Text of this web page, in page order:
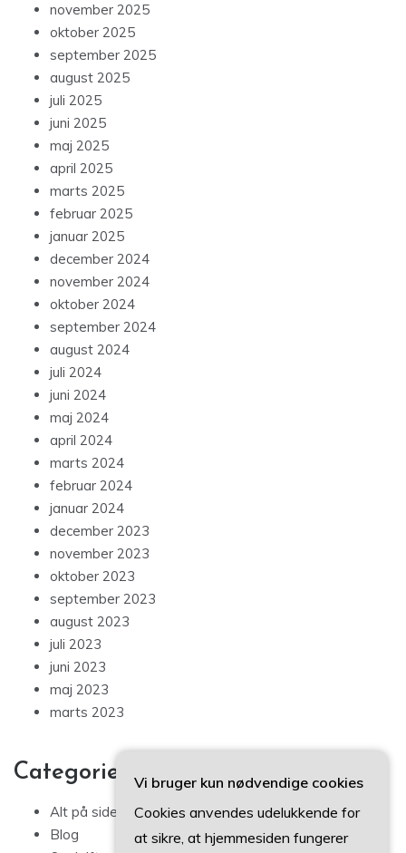
november 2025
oktober 2025
september 2025
august 2025
juli 2025
juni 2025
maj 2025
april 2025
marts 2025
februar 2025
januar 2025
december 2024
november 2024
oktober 2024
september 2024
august 2024
juli 2024
juni 2024
maj 2024
april 2024
marts 2024
februar 2024
januar 2024
december 2023
november 2023
oktober 2023
september 2023
august 2023
juli 2023
juni 2023
maj 2023
marts 2023
Categories
Alt på siden
Blog
Vi bruger kun nødvendige cookies
Cookies anvendes udelukkende for
at sikre, at hjemmesiden fungerer